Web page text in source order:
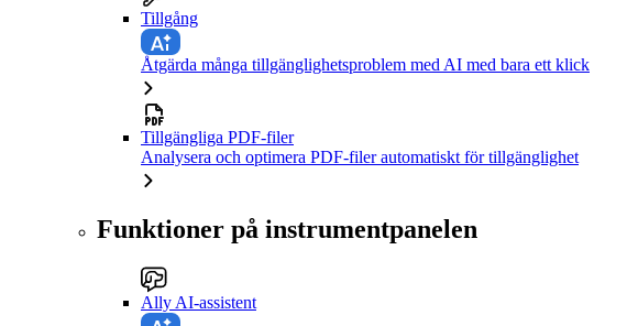
Tillgång
Åtgärda många tillgänglighetsproblem med AI med bara ett klick
Tillgängliga PDF-filer
Analysera och optimera PDF-filer automatiskt för tillgänglighet
Funktioner på instrumentpanelen
Ally AI-assistent